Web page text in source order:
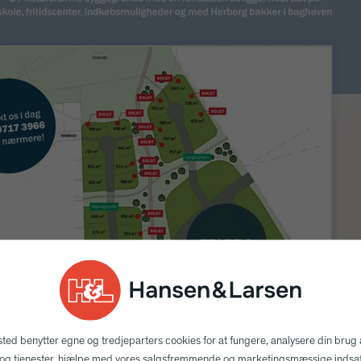
benytter egne og tredjeparters cookies for at fungere, analysere din brug